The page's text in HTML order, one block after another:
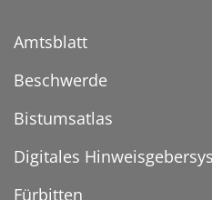
Amtsblatt
Beschwerde
Bistumsatlas
Digitales
Fürbitten